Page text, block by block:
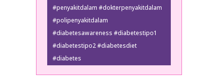
#penyakitdalam #dokterpenyakitdalam
#polipenyakitdalam
#diabetesawareness #diabetestipo1
#diabetestipo2 #diabetesdiet
#diabetes